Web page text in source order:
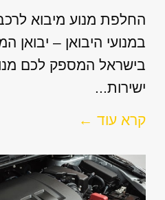
החלפת מנוע מיבוא
במנועי היבואן – יבואן
בישראל המספק לכם
ישירות...
קרא עוד ←